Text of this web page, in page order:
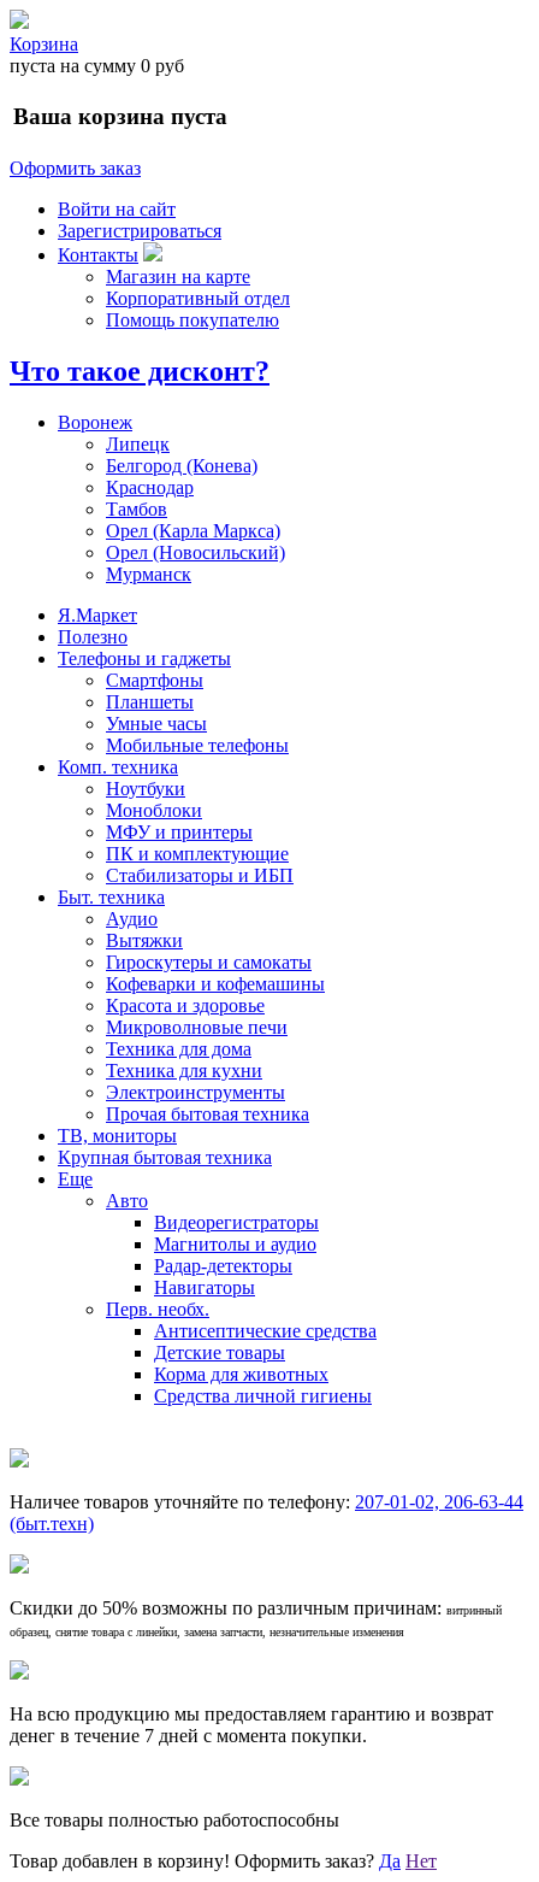
Корзина
пуста на сумму 0 руб
Ваша корзина пуста
Оформить заказ
Войти на сайт
Зарегистрироваться
Контакты
Магазин на карте
Корпоративный отдел
Помощь покупателю
Что такое дисконт?
Воронеж
Липецк
Белгород (Конева)
Краснодар
Тамбов
Орел (Карла Маркса)
Орел (Новосильский)
Мурманск
Я.Маркет
Полезно
Телефоны и гаджеты
Смартфоны
Планшеты
Умные часы
Мобильные телефоны
Комп. техника
Ноутбуки
Моноблоки
МФУ и принтеры
ПК и комплектующие
Стабилизаторы и ИБП
Быт. техника
Аудио
Вытяжки
Гироскутеры и самокаты
Кофеварки и кофемашины
Красота и здоровье
Микроволновые печи
Техника для дома
Техника для кухни
Электроинструменты
Прочая бытовая техника
ТВ, мониторы
Крупная бытовая техника
Еще
Авто
Видеорегистраторы
Магнитолы и аудио
Радар-детекторы
Навигаторы
Перв. необх.
Антисептические средства
Детские товары
Корма для животных
Средства личной гигиены
Наличее товаров уточняйте по телефону: 207-01-02, 206-63-44
(быт.техн)
Скидки до 50% возможны по различным причинам: витринный
образец, снятие товара с линейки, замена запчасти, незначительные изменения
На всю продукцию мы предоставляем гарантию и возврат
денег в течение 7 дней с момента покупки.
Все товары полностью работоспособны
Товар добавлен в корзину! Оформить заказ? Да Нет